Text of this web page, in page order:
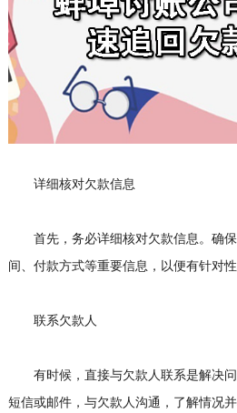
详细核对欠款信息
首先，务必详细核对欠款信息。确保
间、付款方式等重要信息，以便有针对性
联系欠款人
有时候，直接与欠款人联系是解决问
短信或邮件，与欠款人沟通，了解情况